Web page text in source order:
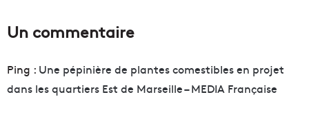
r
u
r
m
i
l
Un commentaire
Ping : Une pépinière de plantes comestibles en projet
dans les quartiers Est de Marseille – MEDIA Française